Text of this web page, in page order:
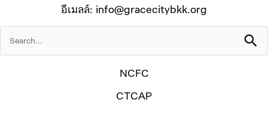
อีเมลล์: info@gracecitybkk.org
Search
for:
NCFC
CTCAP